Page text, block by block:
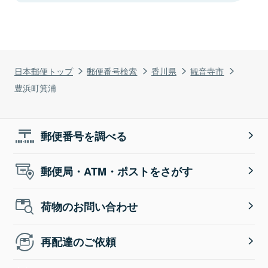
日本郵便トップ 郵便番号検索 香川県
観音寺市
豊浜町箕浦
郵便番号を調べる
郵便局・ATM・ポストをさがす
荷物のお問い合わせ
再配達のご依頼